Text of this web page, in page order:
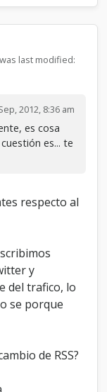
last modified:
2012, 8:36 am
es cosa
es... te
respecto al
y
del trafico, lo
se porque
de RSS?